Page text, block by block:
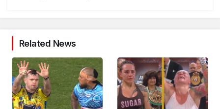
Related News